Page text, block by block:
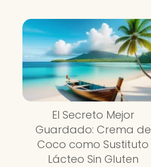
El Secreto Mejor
Guardado: Crema de
Coco como Sustituto
Lácteo Sin Gluten